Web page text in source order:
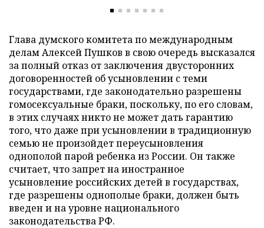
Глава думского комитета по международным
делам Алексей Пушков в свою очередь высказался
за полный отказ от заключения двусторонних
договоренностей об усыновлении с теми
государствами, где законодательно разрешены
гомосексуальные браки, поскольку, по его словам,
в этих случаях никто не может дать гарантию
того, что даже при усыновлении в традиционную
семью не произойдет переусыновления
однополой парой ребенка из России. Он также
считает, что запрет на иностранное
усыновление российских детей в государствах,
где разрешены однополые браки, должен быть
введен и на уровне национального
законодательства РФ.